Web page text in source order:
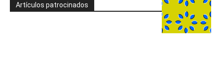
Artículos patrocinados